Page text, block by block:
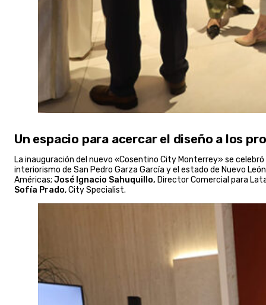
Un espacio para acercar el diseño a los
La inauguración del nuevo «Cosentino City Monterrey» se
interiorismo de San Pedro Garza García y el estado de Nuevo
Américas; José Ignacio Sahuquillo, Director Comercial para
Sofía Prado, City Specialist.